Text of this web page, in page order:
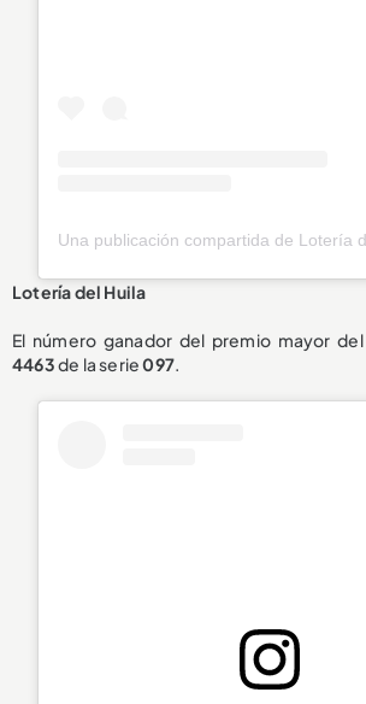
Lotería del Huila
El número ganador del premio mayor
4463de la serie097.